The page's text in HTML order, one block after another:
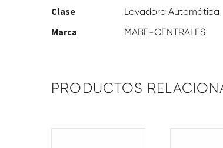
Clase Lavadora Automática
Marca MABE-CENTRALES
PRODUCTOS